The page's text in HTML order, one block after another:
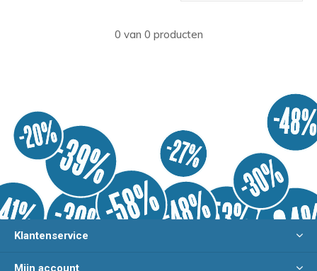
0 van 0 producten
Klantenservice
Mijn account